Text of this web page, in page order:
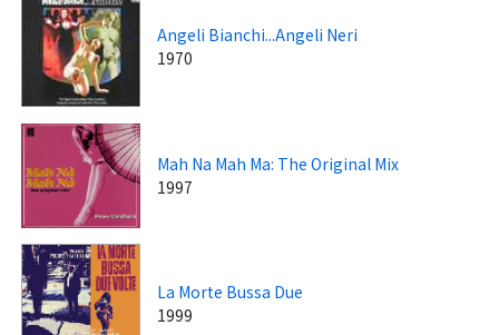
Angeli Bianchi...Angeli Neri
1970
Mah Na Mah Ma: The Original Mix
1997
La Morte Bussa Due
1999